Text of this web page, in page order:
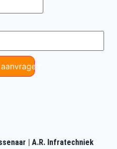
| A.R. Infratechniek